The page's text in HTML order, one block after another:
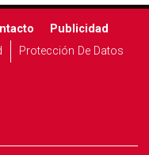
Publicidad
Protección De Datos